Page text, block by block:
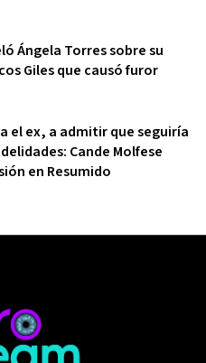
Ángela Torres sobre su
Giles que causó furor
el ex, a admitir que seguiría
Cande Molfese
en Resumido